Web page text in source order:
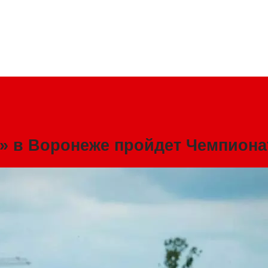
в Воронеже пройдет